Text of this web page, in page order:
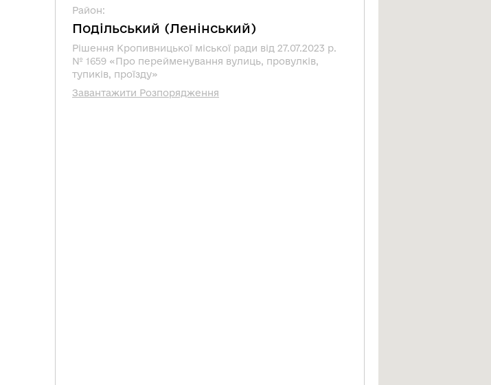
Район:
Подільський (Ленінський)
Рішення Кропивницької міської ради від 27.07.2023 р.
№ 1659 «Про перейменування вулиць, провулків,
тупиків, проїзду»
Завантажити Розпорядження